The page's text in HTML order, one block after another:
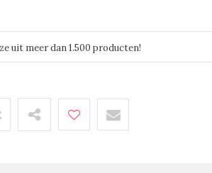
uit meer dan 1.500 producten!